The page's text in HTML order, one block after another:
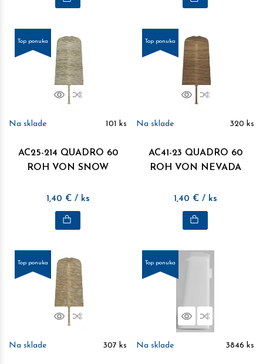
Top ponuka
NáhľadPorovnať
Na sklade 101 ks
AC25-214 QUADRO 60
ROH VON SNOW
1,40 € / ks
Top ponuka
NáhľadPorovnať
Na sklade 320 ks
AC41-23 QUADRO 60
ROH VON NEVADA
1,40 € / ks
Top ponuka
NáhľadPorovnať
Na sklade 307 ks
Top ponuka
NáhľadPorovnať
Na sklade 3846 ks